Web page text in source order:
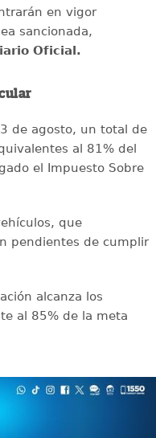
en vigor
sancionada,
Oficial.
de agosto, un total de
al 81% del
el Impuesto Sobre
que
pendientes de cumplir
alcanza los
al 85% de la meta